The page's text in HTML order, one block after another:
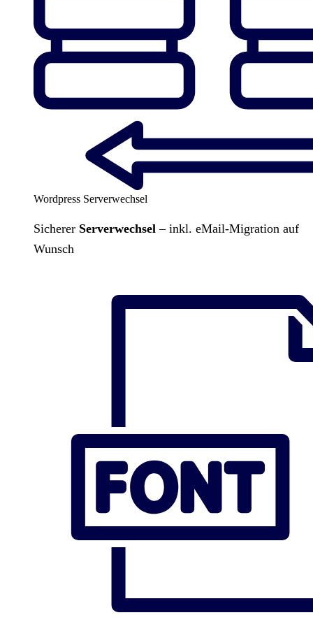
Wordpress Serverwechsel
Sicherer Serverwechsel – inkl. eMail-Migration auf
Wunsch